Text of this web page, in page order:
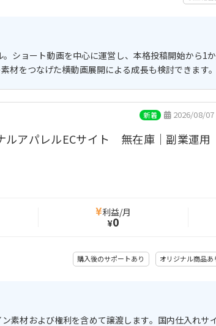
ショート動画を中心に運営し、本格投稿開始から1
材をつなげた横動画展開による成長も検討できます。
新着 2026/08/07
ルアパレルECサイト 無在庫｜副業運用
利益/月
¥0
購入後のサポートあり オリジナル商品あ
材および権利を含めて譲渡します。国内仕入れサ